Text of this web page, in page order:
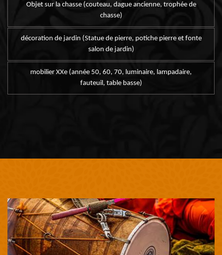
Objet sur la chasse (couteau, dague ancienne, trophée de
chasse)
décoration de jardin (Statue de pierre, potiche pierre et fonte
salon de jardin)
mobilier XXe (année 50, 60, 70, luminaire, lampadaire,
fauteuil, table basse)